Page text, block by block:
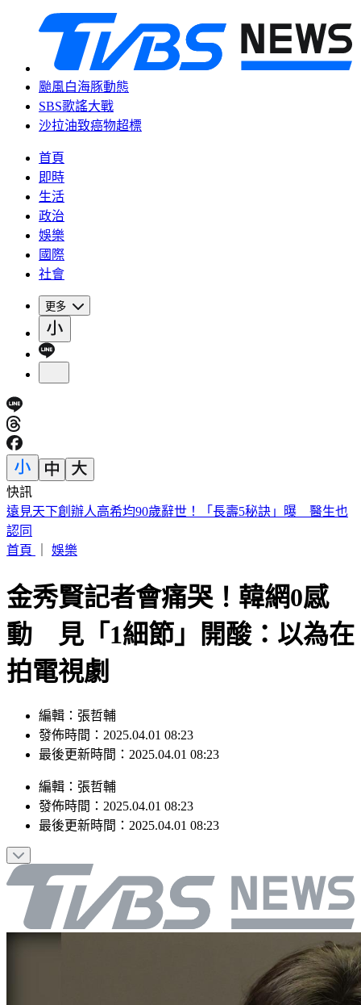
颱風白海豚動態
SBS歌謠大戰
沙拉油致癌物超標
首頁
即時
生活
政治
娛樂
國際
社會
更多
快訊
美股開盤／聯準會升息疑慮意外減緩！標普、那指「雙開高」
首頁
金秀賢記者會痛哭！韓網0感
動 見「1細節」開酸：以為在
拍電視劇
發佈時間：2025.04.01 08:23
最後更新時間：2025.04.01 08:23
發佈時間：2025.04.01 08:23
最後更新時間：2025.04.01 08:23